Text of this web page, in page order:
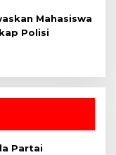
Mahasiswa
Polisi
Partai